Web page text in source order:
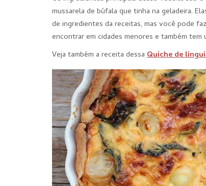
mussarela de búfala que tinha na geladeira.
de ingredientes da receitas, mas você pode
encontrar em cidades menores e também
Veja também a receita dessa Quiche de